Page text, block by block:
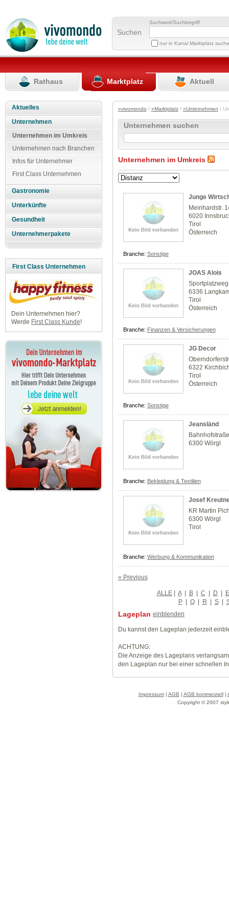
Suchen
Suchwort/Suchbegriff
nur in Kanal Marktplatz
Rathaus Marktplatz Aktuell
Aktuelles
Unternehmen
Unternehmen im Umkreis
Unternehmen nach Branchen
Infos für Unternehmer
First Class Unternehmen
Gastronomie
Unterkünfte
Gesundheit
Unternehmerpakete
First Class Unternehmen
Dein Unternehmen hier?
Werde First Class Kunde!
»vivomondo / »Marktplatz/ »Unternehmen /
Unternehmen suchen
Unternehmen im Umkreis
Junge
Meinhardstr.
6020
Tirol
Österreich
Branche: Sonstige
JOAS Alois
6336
Tirol
Österreich
Branche: Finanzen & Versicherungen
JG Decor
6322
Tirol
Österreich
Branche: Sonstige
Jeansländ
6300 Wörgl
Branche: Bekleidung & Textilien
Josef
KR Martin
6300 Wörgl
Tirol
Branche: Werbung & Kommunikation
« Previous
ALLE| A | B | C | D | E
P | Q | R | S |
Lageplan einblenden
Du kannst den Lageplan jederzeit
ACHTUNG:
Die Anzeige des Lageplans
den Lageplan nur bei einer schnellen
Impressum| AGB | AGB kommerziell|
Copyright © 2007